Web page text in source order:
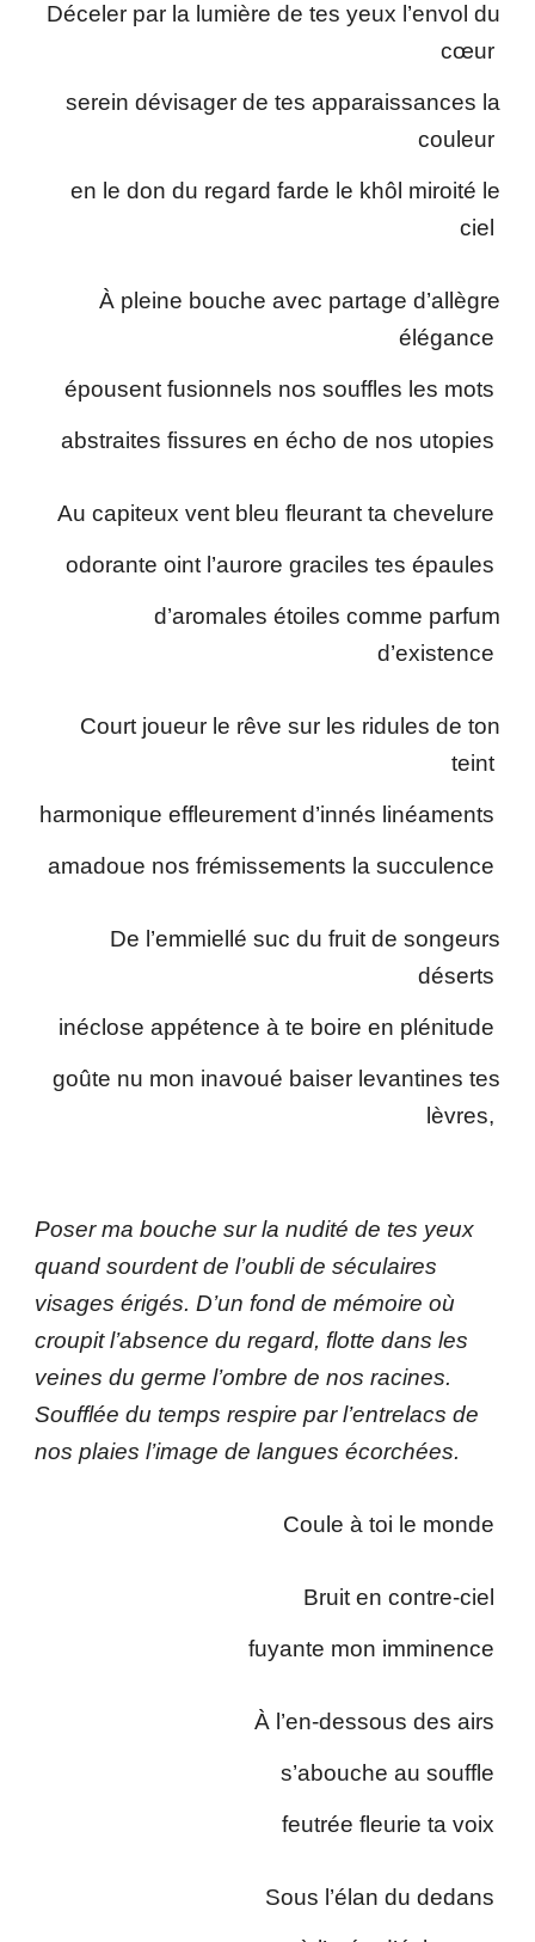
Déceler par la lumière de tes yeux l’envol du
cœur
serein dévisager de tes apparaissances la
couleur
en le don du regard farde le khôl miroité le
ciel
À pleine bouche avec partage d’allègre
élégance
épousent fusionnels nos souffles les mots
abstraites fissures en écho de nos utopies
Au capiteux vent bleu fleurant ta chevelure
odorante oint l’aurore graciles tes épaules
d’aromales étoiles comme parfum
d’existence
Court joueur le rêve sur les ridules de ton
teint
harmonique effleurement d’innés linéaments
amadoue nos frémissements la succulence
De l’emmiellé suc du fruit de songeurs
déserts
inéclose appétence à te boire en plénitude
goûte nu mon inavoué baiser levantines tes
lèvres,
Poser ma bouche sur la nudité de tes yeux
quand sourdent de l’oubli de séculaires
visages érigés. D’un fond de mémoire où
croupit l’absence du regard, flotte dans les
veines du germe l’ombre de nos racines.
Soufflée du temps respire par l’entrelacs de
nos plaies l’image de langues écorchées.
Coule à toi le monde
Bruit en contre-ciel
fuyante mon imminence
À l’en-dessous des airs
s’abouche au souffle
feutrée fleurie ta voix
Sous l’élan du dedans